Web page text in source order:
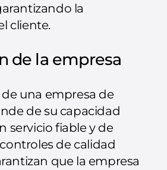
la
cliente.
de la empresa
una empresa de
de su capacidad
servicio fiable y de
de calidad
que la empresa